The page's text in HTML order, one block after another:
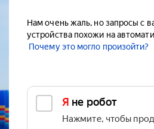
Нам очень жаль, но запросы с
устройства похожи на
Почему это могло произойти?
Я не робот
Нажмите, чтобы